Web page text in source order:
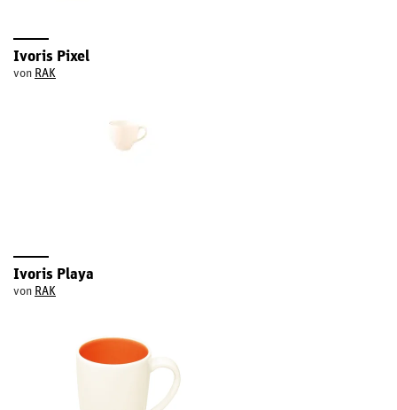
Ivoris Pixel
von RAK
Ivoris Playa
von RAK